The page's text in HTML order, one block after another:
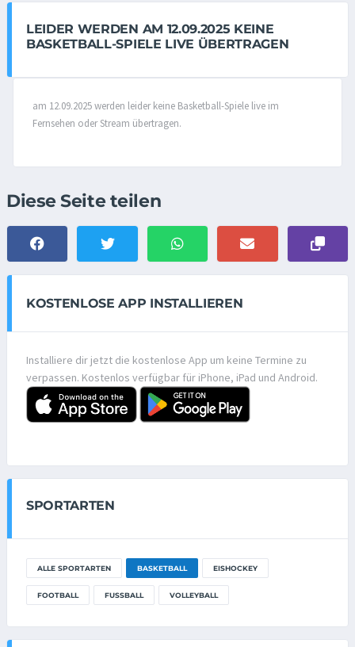
LEIDER WERDEN AM 12.09.2025 KEINE
BASKETBALL-SPIELE LIVE ÜBERTRAGEN
am 12.09.2025 werden leider keine Basketball-Spiele live im
Fernsehen oder Stream übertragen.
Diese Seite teilen
KOSTENLOSE APP INSTALLIEREN
Installiere dir jetzt die kostenlose App um keine Termine zu
verpassen. Kostenlos verfügbar für iPhone, iPad und Android.
SPORTARTEN
ALLE SPORTARTEN BASKETBALL EISHOCKEY
FOOTBALL FUSSBALL VOLLEYBALL